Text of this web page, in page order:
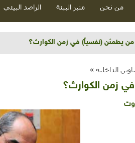
من نحن منبر البيئة الراصد البيئي
نهاية "التوجيهي" بداية الأسئلة!
الداخلية »
زمن الكوارث؟